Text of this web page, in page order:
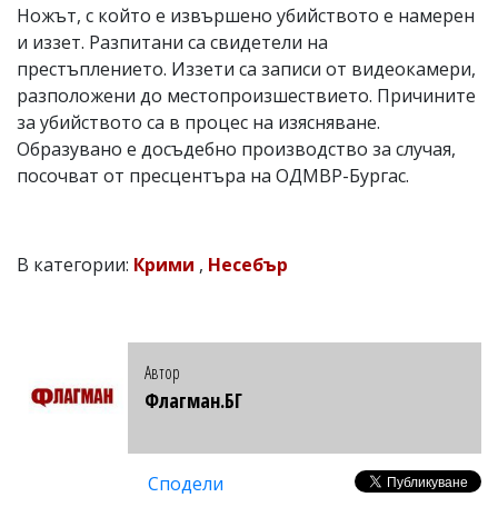
Ножът, с който е извършено убийството е намерен
и иззет. Разпитани са свидетели на
престъплението. Иззети са записи от видеокамери,
разположени до местопроизшествието. Причините
за убийството са в процес на изясняване.
Образувано е досъдебно производство за случая,
посочват от пресцентъра на ОДМВР-Бургас.
В категории: Крими , Несебър
Автор
Флагман.БГ
Сподели